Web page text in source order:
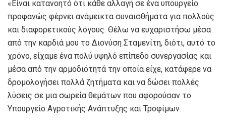
«Είναι κατανοητό ότι κάθε αλλαγή σε ένα υπουργείο
προφανώς φέρνει ανάμεικτα συναισθήματα για πολλούς
και διαφορετικούς λόγους. Θέλω να ευχαριστήσω μέσα
από την καρδιά μου το Διονύση Σταμενίτη, διότι, αυτό το
χρόνο, είχαμε ένα πολύ υψηλό επίπεδο συνεργασίας και
μέσα από την αρμοδιότητά την οποία είχε, κατάφερε να
δρομολογήσει πολλά ζητήματα και να δώσει πολλές
λύσεις σε μια σωρεία θεμάτων που αφορούσαν το
Υπουργείο Αγροτικής Ανάπτυξης και Τροφίμων.